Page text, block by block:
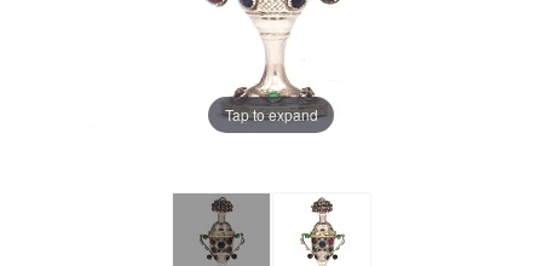
Tap to expand